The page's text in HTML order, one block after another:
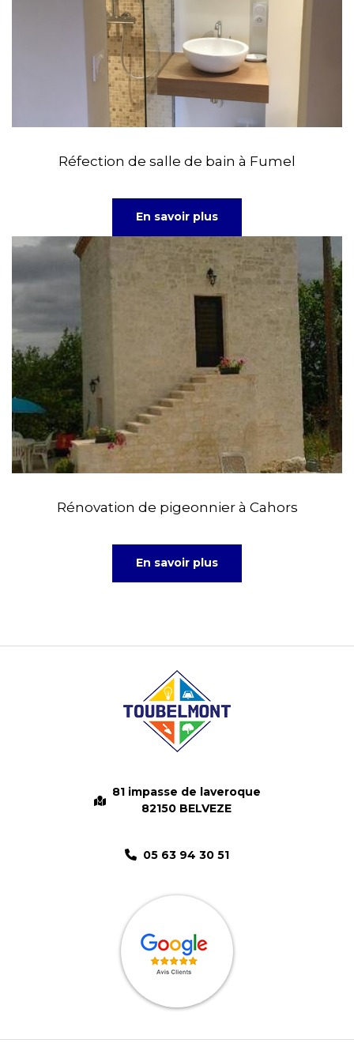
Réfection de salle de bain à Fumel
En savoir plus
Rénovation de pigeonnier à Cahors
En savoir plus
81 impasse de laveroque
82150 BELVEZE
05 63 94 30 51